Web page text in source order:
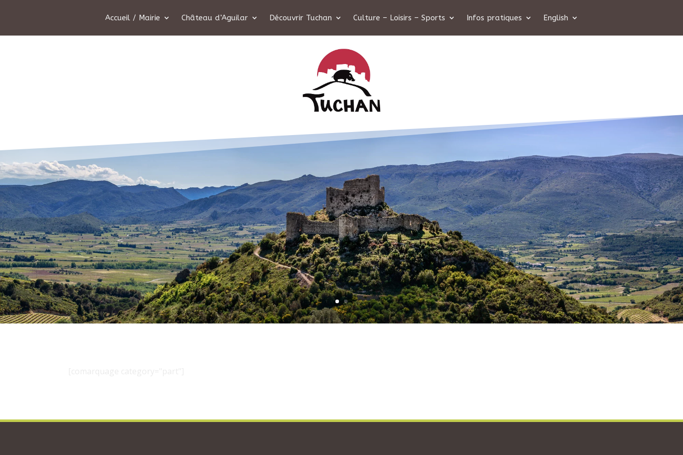
Accueil / Mairie Château d’Aguilar Découvrir Tuchan Culture – Loisirs – Sports Infos pratiques English